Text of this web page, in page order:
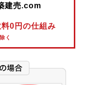
建売.com
0円の仕組み
く